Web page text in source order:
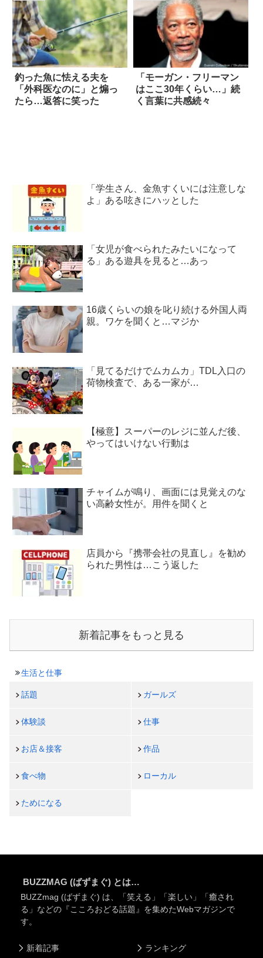
釣った魚に怯える夫を
「外科医なのに」と煽っ
たら…返答に笑った
「モーガン・フリーマン
はここ30年くらい…」続
く言葉に共感続々
「学生さん、金魚すくいには注意しな
よ」ある呟きにハッとした
「女児が食べられたみたいになって
る」ある遊具を見ると…あっ
16歳くらいの娘を叱り続ける外国人両
親。ワケを聞くと…マジか
「見てるだけでムカムカ」TDL入口の
荷物検査で、ある一家が…
【極意】スーパーのレジに並んだ後、
やってはいけない行動は
チャイムが鳴り、画面には見覚えのな
い高齢女性が。用件を聞くと
店員から『携帯会社の見直し』を勧め
られた男性は…こう返した
新着記事をもっと見る
生活と仕事
話題 ガールズ
体験談 仕事
お店＆接客 作品
食べ物 ローカル
ためになる
BUZZMAG (ばずまぐ) とは…
BUZZmag (ばずまぐ) は、「笑える」「楽しい」「癒され
る」などの『こころおどる話題』を集めたWebマガジンで
す。
新着記事 ランキング